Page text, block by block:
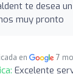
te desea
muy pronto
en 7
Excelente